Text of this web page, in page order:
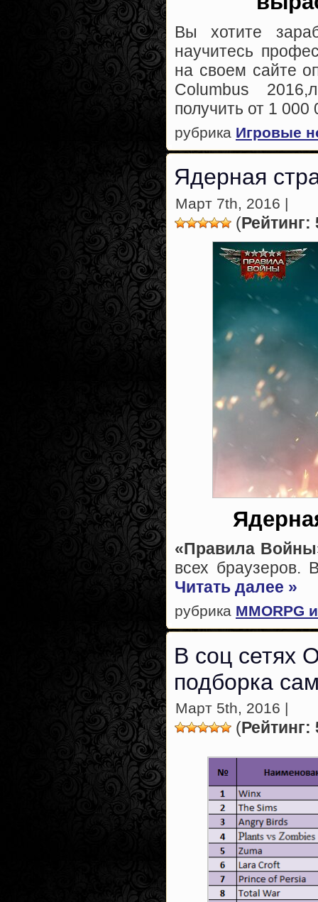
Вы хотите
научитесь
на своем сайте
Columbus
получить от 1
рубрика Игровые
Ядерная
Март 7th, 2016 |
(Рейтинг:
«Правила
всех браузеров.
Читать далее »
рубрика MMORPG
В соц сетях
подборка
Март 5th, 2016 |
(Рейтинг: